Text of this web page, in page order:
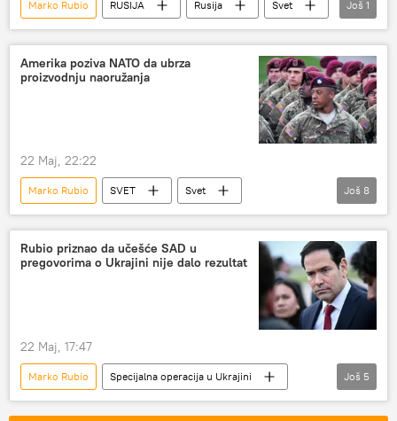
Marko Rubio RUSIJA Rusija
Svet
Sergej Lavrov
Još 1
Amerika poziva NATO da ubrza
proizvodnju naoružanja
22 Maj, 22:22
Marko Rubio SVET
Svet
Svet – politika
Vojska i naoružanje
NATO – vojska i naoružanje
Rusija
Rusija – politika
Još 8
Rubio priznao da učešće SAD u
pregovorima o Ukrajini nije dalo rezultat
22 Maj, 17:47
Marko Rubio
Specijalna operacija u Ukrajini
Rusija
Rusija – politika
Još 5